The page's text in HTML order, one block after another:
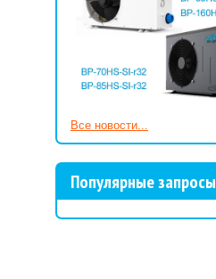
Все новости...
Популярные запросы